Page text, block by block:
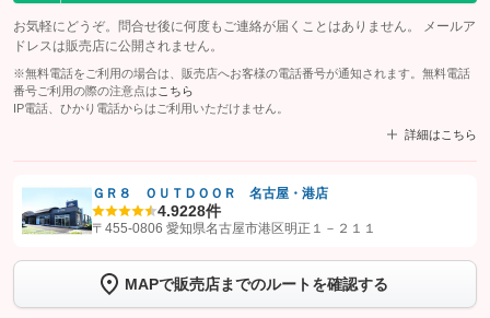
お気軽にどうぞ。問合せ後に何度もご連絡が届くことはありません。 メールア
ドレスは販売店に公開されません。
※無料電話をご利用の場合は、販売店へお客様の電話番号が通知されます。無料電話
番号ご利用の際の注意点は こちら
IP電話、ひかり電話からはご利用いただけません。
詳細はこちら
【STEP1】認証画面でグーネットを友だち追加してから「許可する」ボタンを押
トーク画面で
ボタンをタップして問い合わせを
完了してください。
ＧＲ８ ＯＵＴＤＯＯＲ 名古屋・港店
4.9228件
〒455-0806 愛知県名古屋市港区明正１－２１１
MAPで販売店までのルートを確認する